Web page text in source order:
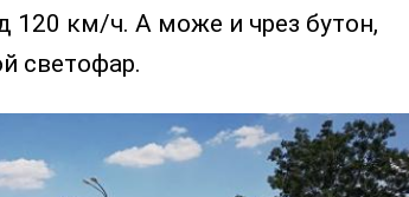
120 км/ч. А може и чрез бутон,
светофар.